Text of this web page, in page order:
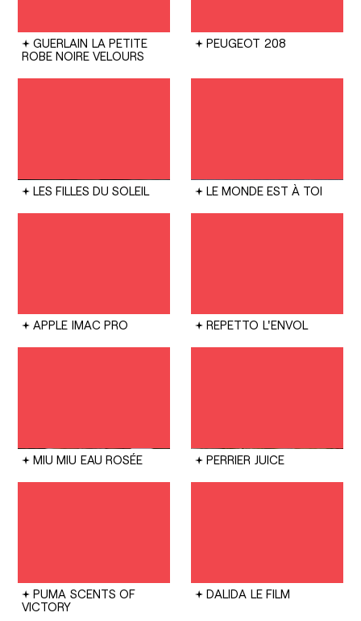
GUERLAIN LA PETITE
ROBE NOIRE VELOURS
PEUGEOT 208
LES FILLES DU SOLEIL LE MONDE EST À TOI
APPLE IMAC PRO REPETTO L'ENVOL
MIU MIU EAU ROSÉE PERRIER JUICE
PUMA SCENTS OF
VICTORY
DALIDA LE FILM